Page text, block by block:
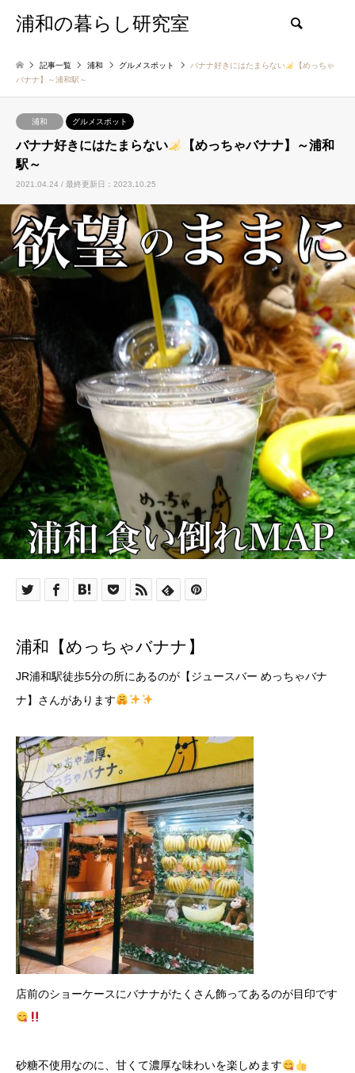
浦和の暮らし研究室
記事一覧 浦和 グルメスポット バナナ好きにはたまらない
【めっちゃ
バナナ】～浦和駅～
浦和 グルメスポット
バナナ好きにはたまらない
【めっちゃバナナ】～浦和
駅～
2021.04.24 / 最終更新日：2023.10.25
浦和【めっちゃバナナ】
JR浦和駅徒歩5分の所にあるのが【ジュースバー めっちゃバナ
ナ】さんがあります
店前のショーケースにバナナがたくさん飾ってあるのが目印です
砂糖不使用なのに、甘くて濃厚な味わいを楽しめます